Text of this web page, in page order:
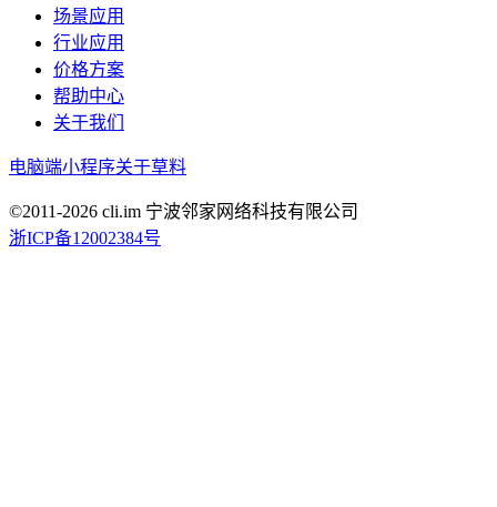
场景应用
行业应用
价格方案
帮助中心
关于我们
电脑端小程序关于草料
©2011-2026 cli.im 宁波邻家网络科技有限公司
浙ICP备12002384号